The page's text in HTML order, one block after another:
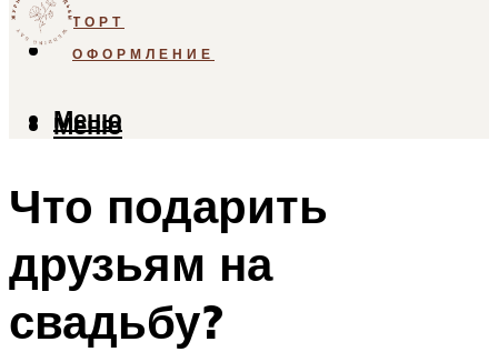
ТОРТ
ОФОРМЛЕНИЕ
Меню
Меню
Что подарить
друзьям на
свадьбу?